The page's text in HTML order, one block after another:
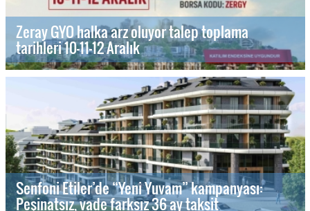
Zeray GYO halka arz oluyor talep toplama
tarihleri 10-11-12 Aralık
Senfoni Etiler’de “Yeni Yuvam” kampanyası:
Peşinatsız, vade farksız 36 ay taksit